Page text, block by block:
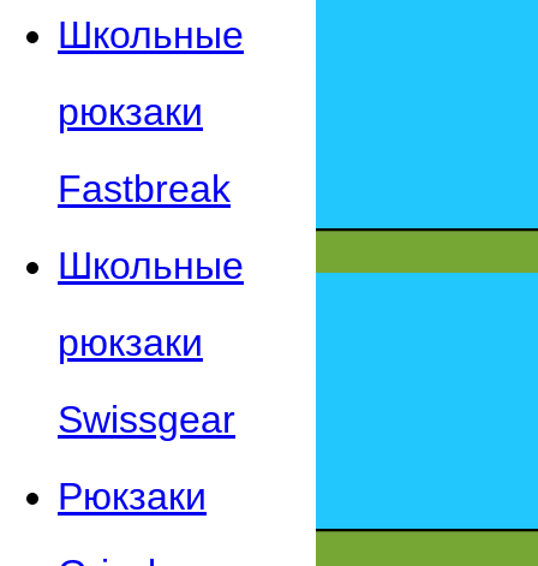
Школьные
рюкзаки
Fastbreak
Школьные
рюкзаки
Swissgear
Рюкзаки